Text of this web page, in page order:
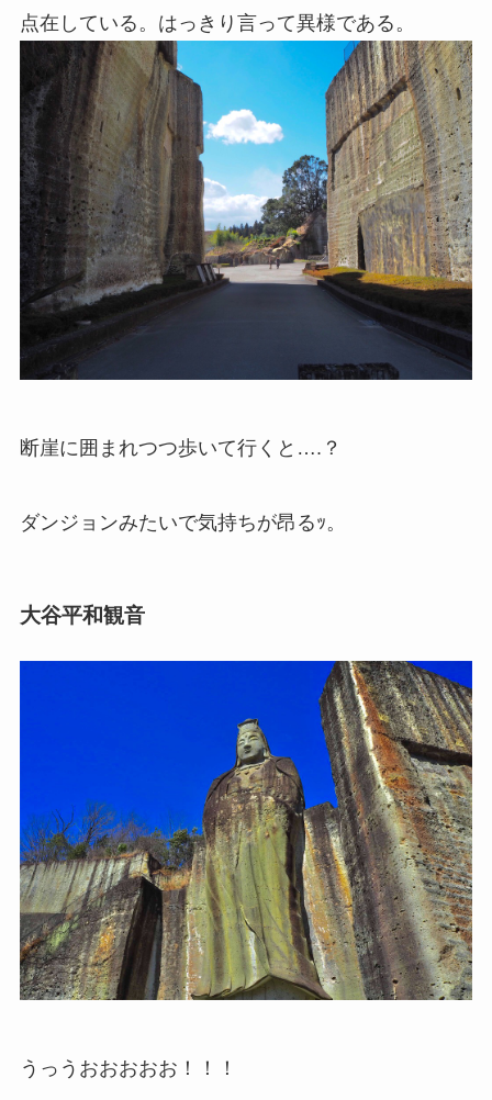
点在している。はっきり言って異様である。
断崖に囲まれつつ歩いて行くと….？
ダンジョンみたいで気持ちが昂るｯ。
大谷平和観音
うっうおおおおお！！！